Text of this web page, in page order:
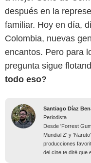
después en la
familiar. Hoy en día,
Colombia, nuevas
encantos. Pero para
pregunta sigue
todo eso?
Santiago Díaz
Periodista
Desde 'Forrest
Mundial Z' y
producciones
del cine te diré que